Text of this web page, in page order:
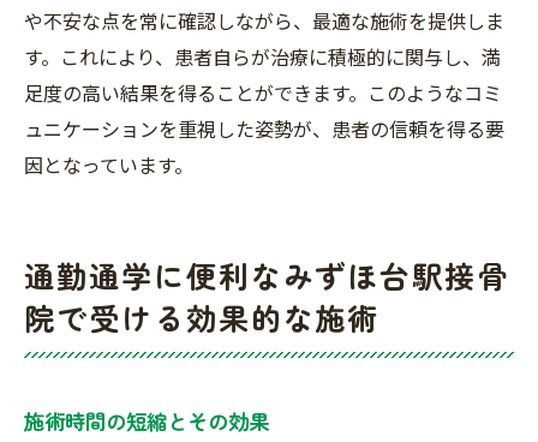
や不安な点を常に確認しながら、最適な施術を提供しま
す。これにより、患者自らが治療に積極的に関与し、満
足度の高い結果を得ることができます。このようなコミ
ュニケーションを重視した姿勢が、患者の信頼を得る要
因となっています。
通勤通学に便利なみずほ台駅接骨
院で受ける効果的な施術
施術時間の短縮とその効果